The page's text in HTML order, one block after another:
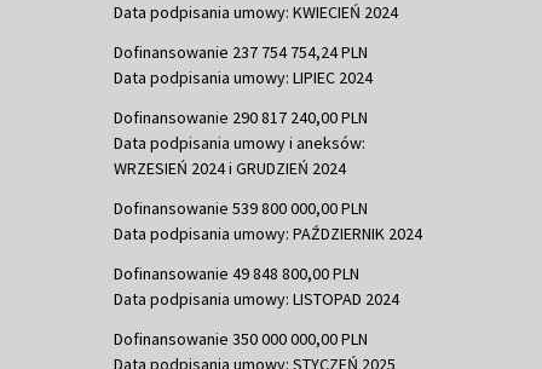
Data podpisania umowy: KWIECIEŃ 2024
Dofinansowanie 237 754 754,24 PLN
Data podpisania umowy: LIPIEC 2024
Dofinansowanie 290 817 240,00 PLN
Data podpisania umowy i aneksów:
WRZESIEŃ 2024 i GRUDZIEŃ 2024
Dofinansowanie 539 800 000,00 PLN
Data podpisania umowy: PAŹDZIERNIK 2024
Dofinansowanie 49 848 800,00 PLN
Data podpisania umowy: LISTOPAD 2024
Dofinansowanie 350 000 000,00 PLN
Data podpisania umowy: STYCZEŃ 2025